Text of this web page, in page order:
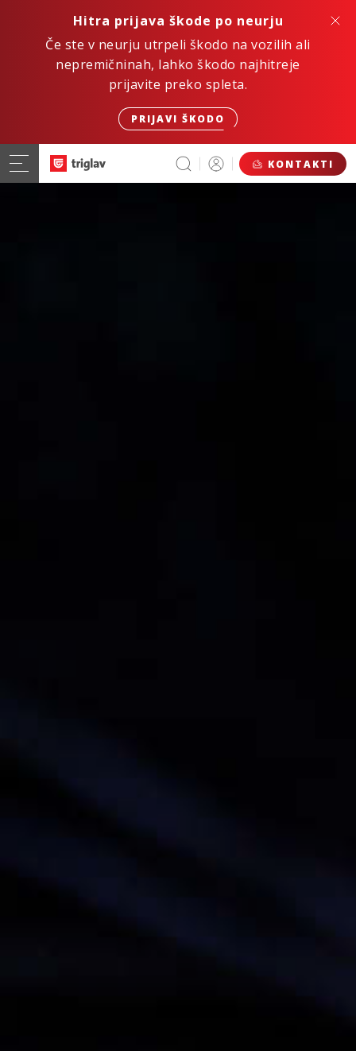
Hitra prijava škode po neurju
Če ste v neurju utrpeli škodo na vozilih ali
nepremičninah, lahko škodo najhitreje
prijavite preko spleta.
PRIJAVI ŠKODO
KONTAKTI